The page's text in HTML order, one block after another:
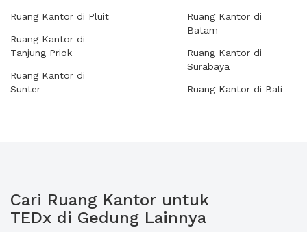
Ruang Kantor di Pluit
Ruang Kantor di
Tanjung Priok
Ruang Kantor di
Sunter
Ruang Kantor di
Batam
Ruang Kantor di
Surabaya
Ruang Kantor di Bali
Cari Ruang Kantor untuk
TEDx di Gedung Lainnya